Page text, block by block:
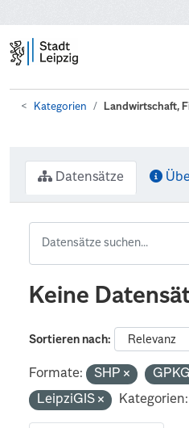
Kategorien Landwirtschaft,
Datensätze
Keine
Sortieren nach
Formate: SHP
LeipziGIS
Kategorien: